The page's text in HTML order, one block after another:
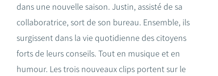
dans une nouvelle saison. Justin, assisté de sa
collaboratrice, sort de son bureau. Ensemble, ils
surgissent dans la vie quotidienne des citoyens
forts de leurs conseils. Tout en musique et en
humour. Les trois nouveaux clips portent sur le